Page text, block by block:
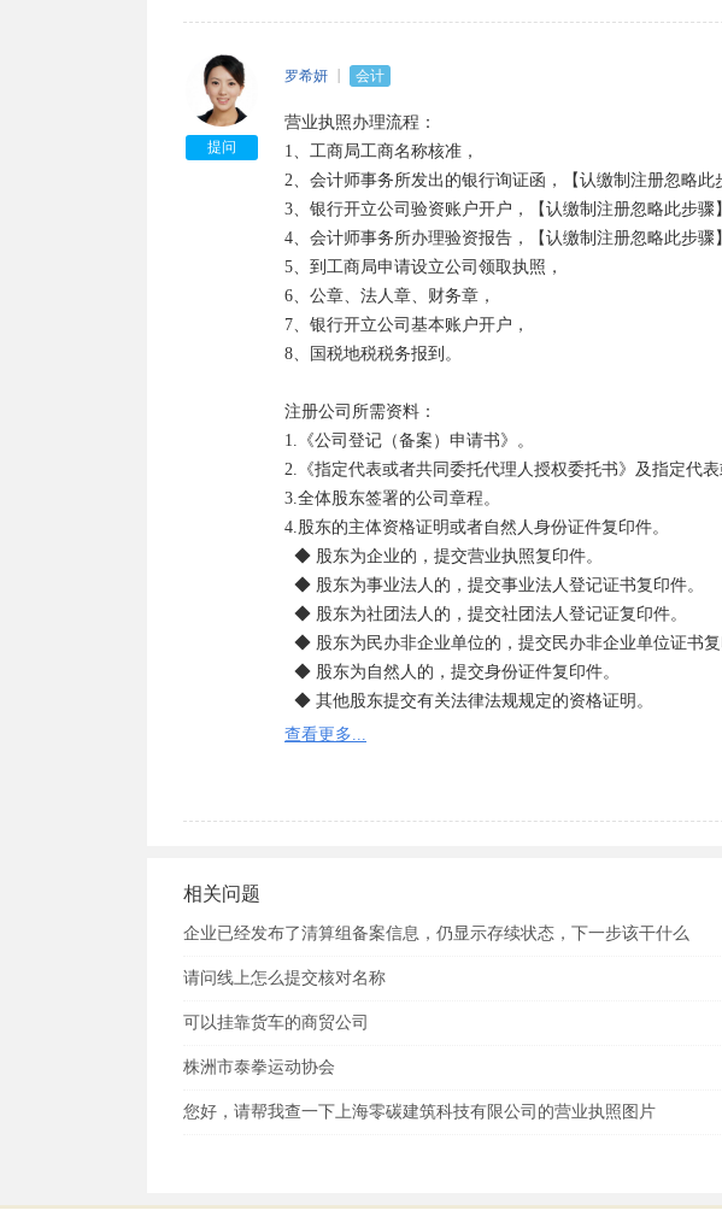
份证、用于验资的钱、空白询征函表格，到银行去开立公
银行会发给每个股东缴款单、并在询征函上盖银行的章。
7.办理验资报告：
拿着银行出具的股东缴款单、银行盖章后的询征函，以及
件，到会计师事务所办理验资报告。一般费用500元左右（
骤】
8.到工商局申请设立公司：
到工商局领取公司设立登记的各种表格，包括设立登记申
况、法人代表登记表、指定代表或委托代理人登记表。填
产证复印件、验资报告一起交给工商局。大概3个工作日后
9.刻公章：
凭营业执照到公安局申请刻章备案，凭刻章卡到指定的刻
用到公章或财务章。2个章费用大概500左右，刻的材质不
10.去银行开基本户：
凭营业执照，去银行开立基本帐号。最好是在原来办理验
11.税务报到：
公司已经办理完成了，以后记得每个月要按时报税，否则会
提问
罗希妍 会计
营业执照办理流程：
1、工商局工商名称核准，
2、会计师事务所发出的银行询证函，【认缴制注册忽略此
3、银行开立公司验资账户开户，【认缴制注册忽略此步骤
4、会计师事务所办理验资报告，【认缴制注册忽略此步骤】
5、到工商局申请设立公司领取执照，
6、公章、法人章、财务章，
7、银行开立公司基本账户开户，
8、国税地税税务报到。
注册公司所需资料：
1.《公司登记（备案）申请书》。
2.《指定代表或者共同委托代理人授权委托书》及指定代
3.全体股东签署的公司章程。
4.股东的主体资格证明或者自然人身份证件复印件。
5.董事、监事和经理的任职文件（股东会决议由股东签署
6.法定代表人任职文件（股东会决议由股东签署，董事会
7.住所使用证明。
10、公司申请登记的经营范围中有法律、行政法规和国务
查看更多...
相关问题
企业已经发布了清算组备案信息，仍显示存续状态，下一步该干什么
请问线上怎么提交核对名称
可以挂靠货车的商贸公司
株洲市泰拳运动协会
您好，请帮我查一下上海零碳建筑科技有限公司的营业执照图片